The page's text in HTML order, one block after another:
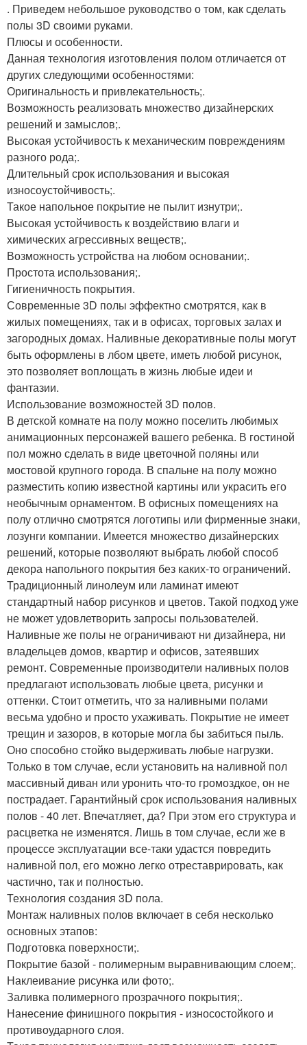
. Приведем небольшое руководство о том, как сделать
полы 3D своими руками.
Плюсы и особенности.
Данная технология изготовления полом отличается от
других следующими особенностями:
Оригинальность и привлекательность;.
Возможность реализовать множество дизайнерских
решений и замыслов;.
Высокая устойчивость к механическим повреждениям
разного рода;.
Длительный срок использования и высокая
износоустойчивость;.
Такое напольное покрытие не пылит изнутри;.
Высокая устойчивость к воздействию влаги и
химических агрессивных веществ;.
Возможность устройства на любом основании;.
Простота использования;.
Гигиеничность покрытия.
Современные 3D полы эффектно смотрятся, как в
жилых помещениях, так и в офисах, торговых залах и
загородных домах. Наливные декоративные полы могут
быть оформлены в лбом цвете, иметь любой рисунок,
это позволяет воплощать в жизнь любые идеи и
фантазии.
Использование возможностей 3D полов.
В детской комнате на полу можно поселить любимых
анимационных персонажей вашего ребенка. В гостиной
пол можно сделать в виде цветочной поляны или
мостовой крупного города. В спальне на полу можно
разместить копию известной картины или украсить его
необычным орнаментом. В офисных помещениях на
полу отлично смотрятся логотипы или фирменные знаки,
лозунги компании. Имеется множество дизайнерских
решений, которые позволяют выбрать любой способ
декора напольного покрытия без каких-то ограничений.
Традиционный линолеум или ламинат имеют
стандартный набор рисунков и цветов. Такой подход уже
не может удовлетворить запросы пользователей.
Наливные же полы не ограничивают ни дизайнера, ни
владельцев домов, квартир и офисов, затеявших
ремонт. Современные производители наливных полов
предлагают использовать любые цвета, рисунки и
оттенки. Стоит отметить, что за наливными полами
весьма удобно и просто ухаживать. Покрытие не имеет
трещин и зазоров, в которые могла бы забиться пыль.
Оно способно стойко выдерживать любые нагрузки.
Только в том случае, если установить на наливной пол
массивный диван или уронить что-то громоздкое, он не
пострадает. Гарантийный срок использования наливных
полов - 40 лет. Впечатляет, да? При этом его структура и
расцветка не изменятся. Лишь в том случае, если же в
процессе эксплуатации все-таки удастся повредить
наливной пол, его можно легко отреставрировать, как
частично, так и полностью.
Технология создания 3D пола.
Монтаж наливных полов включает в себя несколько
основных этапов:
Подготовка поверхности;.
Покрытие базой - полимерным выравнивающим слоем;.
Наклеивание рисунка или фото;.
Заливка полимерного прозрачного покрытия;.
Нанесение финишного покрытия - износостойкого и
противоударного слоя.